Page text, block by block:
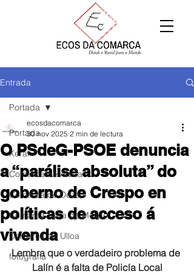
Entrada
Portada
Xeral
Comarca de Arzúa
Comarca de Deza
Comarca Terra de Melide
Comarca da Ulloa
fotografía
Portada
O PSdeG-PSOE denuncia
a “parálise absoluta” do
goberno de Crespo en
políticas de acceso á
vivenda
ecosdacomarca
30 nov 2025 2 min de lectura
Lembra que o verdadeiro problema de
Lalín é a falta de Policía Local